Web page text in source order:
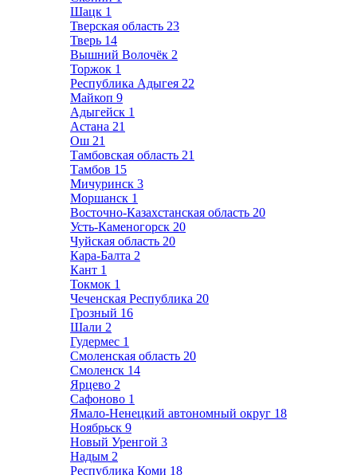
Шацк 1
Тверская область 23
Тверь 14
Вышний Волочёк 2
Торжок 1
Республика Адыгея 22
Майкоп 9
Адыгейск 1
Астана 21
Ош 21
Тамбовская область 21
Тамбов 15
Мичуринск 3
Моршанск 1
Восточно-Казахстанская область 20
Усть-Каменогорск 20
Чуйская область 20
Кара-Балта 2
Кант 1
Токмок 1
Чеченская Республика 20
Грозный 16
Шали 2
Гудермес 1
Смоленская область 20
Смоленск 14
Ярцево 2
Сафоново 1
Ямало-Ненецкий автономный округ 18
Ноябрьск 9
Новый Уренгой 3
Надым 2
Республика Коми 18